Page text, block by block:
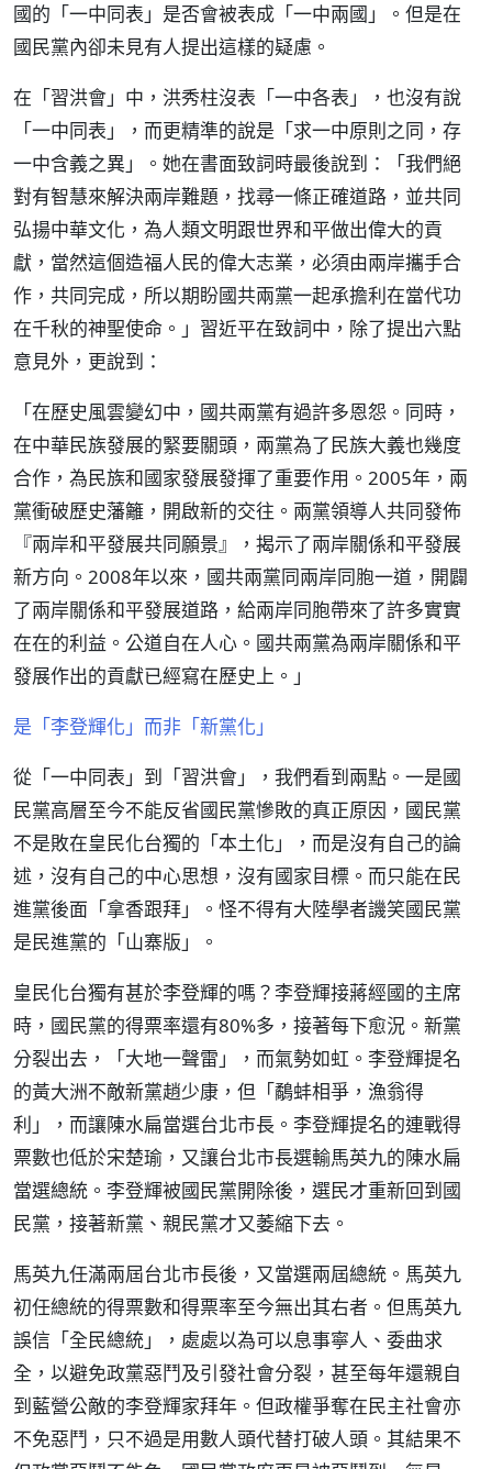
國的「一中同表」是否會被表成「一中兩國」。但是在
國民黨內卻未見有人提出這樣的疑慮。
在「習洪會」中，洪秀柱沒表「一中各表」，也沒有說
「一中同表」，而更精準的說是「求一中原則之同，存
一中含義之異」。她在書面致詞時最後說到：「我們絕
對有智慧來解決兩岸難題，找尋一條正確道路，並共同
弘揚中華文化，為人類文明跟世界和平做出偉大的貢
獻，當然這個造福人民的偉大志業，必須由兩岸攜手合
作，共同完成，所以期盼國共兩黨一起承擔利在當代功
在千秋的神聖使命。」習近平在致詞中，除了提出六點
意見外，更說到：
「在歷史風雲變幻中，國共兩黨有過許多恩怨。同時，
在中華民族發展的緊要關頭，兩黨為了民族大義也幾度
合作，為民族和國家發展發揮了重要作用。2005年，兩
黨衝破歷史藩籬，開啟新的交往。兩黨領導人共同發佈
『兩岸和平發展共同願景』，揭示了兩岸關係和平發展
新方向。2008年以來，國共兩黨同兩岸同胞一道，開闢
了兩岸關係和平發展道路，給兩岸同胞帶來了許多實實
在在的利益。公道自在人心。國共兩黨為兩岸關係和平
發展作出的貢獻已經寫在歷史上。」
是「李登輝化」而非「新黨化」
從「一中同表」到「習洪會」，我們看到兩點。一是國
民黨高層至今不能反省國民黨慘敗的真正原因，國民黨
不是敗在皇民化台獨的「本土化」，而是沒有自己的論
述，沒有自己的中心思想，沒有國家目標。而只能在民
進黨後面「拿香跟拜」。怪不得有大陸學者譏笑國民黨
是民進黨的「山寨版」。
皇民化台獨有甚於李登輝的嗎？李登輝接蔣經國的主席
時，國民黨的得票率還有80%多，接著每下愈況。新黨
分裂出去，「大地一聲雷」，而氣勢如虹。李登輝提名
的黃大洲不敵新黨趙少康，但「鷸蚌相爭，漁翁得
利」，而讓陳水扁當選台北市長。李登輝提名的連戰得
票數也低於宋楚瑜，又讓台北市長選輸馬英九的陳水扁
當選總統。李登輝被國民黨開除後，選民才重新回到國
民黨，接著新黨、親民黨才又萎縮下去。
馬英九任滿兩屆台北市長後，又當選兩屆總統。馬英九
初任總統的得票數和得票率至今無出其右者。但馬英九
誤信「全民總統」，處處以為可以息事寧人、委曲求
全，以避免政黨惡鬥及引發社會分裂，甚至每年還親自
到藍營公敵的李登輝家拜年。但政權爭奪在民主社會亦
不免惡鬥，只不過是用數人頭代替打破人頭。其結果不